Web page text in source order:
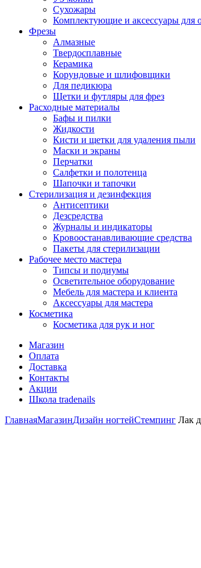
Сухожары
Комплектующие и аксессуары для
Фрезы
Алмазные
Твердосплавные
Керамика
Корундовые и шлифовщики
Для педикюра
Щетки и футляры для фрез
Расходные материалы
Бафы и пилки
Жидкости
Кисти и щетки для удаления пыли
Маски и экраны
Перчатки
Салфетки и полотенца
Шапочки и тапочки
Стерилизация и дезинфекция
Антисептики
Дезсредства
Журналы и индикаторы
Кровоостанавливающие средства
Пакеты для стерилизации
Рабочее место мастера
Типсы и подиумы
Осветительное оборудование
Мебель для мастера и клиента
Аксессуары для мастера
Косметика
Косметика для рук и ног
Магазин
Оплата
Доставка
Контакты
Акции
Школа tradenails
ГлавнаяМагазинДизайн ногтейСтемпинг Лак